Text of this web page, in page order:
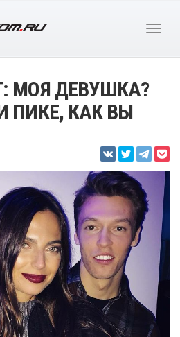
МОЯ ДЕВУШКА?
ПИКЕ, КАК ВЫ